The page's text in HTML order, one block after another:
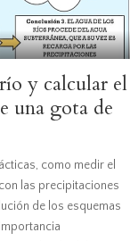
y calcular el
una gota de
como medir el
las precipitaciones
de los esquemas